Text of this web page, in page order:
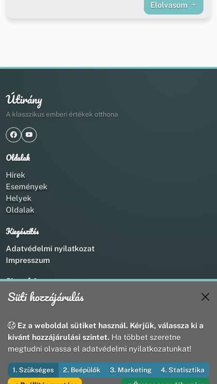
Elolvasom
Útirány
A klasszikus emberi értékek otthona
Oldalak
Hírek
Események
Helyek
Oldalak
Kiegészítés
Adatvédelmi nyilatkozat
Impresszum
Kapcsolat
+36 20 211 1888
webmaster@utirany.hu
8419 Csesznek, Vasút u.18.
© 2026 Útirány Webmédia Bt. — Minden jog fenntartva
Süti hozzájárulás
Ez a weboldal sütiket használ. Kérjük, válassza ki a
kívánt hozzájárulási szintet. Ha többet szeretne
megtudni olvassa el adatvédelmi nyilatkozatunkat!
1. Szükséges 2. Beépülők 3. Marketing
4. Statisztika